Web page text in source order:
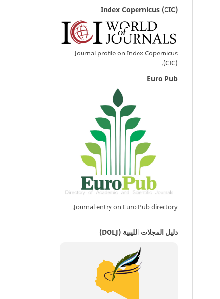
Index Copernicus (CIC)
Journal profile on Index Copernicus
(CIC).
Euro Pub
Journal entry on Euro Pub directory.
دليل المجلات الليبية (DOLJ)